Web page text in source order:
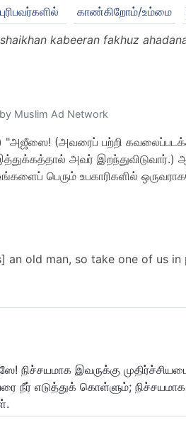
காண்கிறோம்/உம்மை
kabeeran fakhuz
Muslim Ad Network
"அஜீஸை! (அவரைப் பற்றி
அவர் இறந்துவிடுவார்.)
பெரும் உபகாரிகளில்
an old man, so take one of us
நிச்சயமாக இவருக்கு
நீர் எடுத்துக் கொள்ளும்;